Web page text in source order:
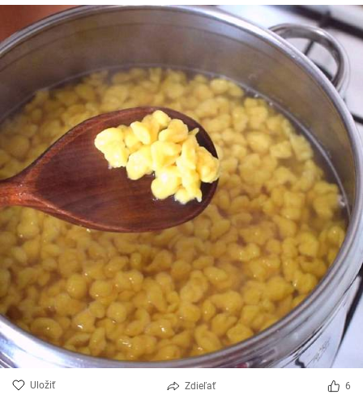
Uložiť Zdieľať 6